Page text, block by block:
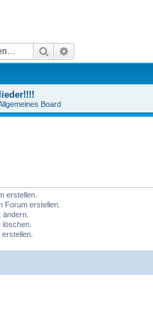
Suche
Board
erstellen.
Forum erstellen.
ändern.
löschen.